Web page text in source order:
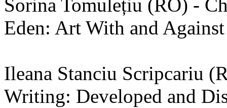
Sorina Tomulețiu (RO) -
Eden: Art With and
Ileana Stanciu Scripcariu
Writing: Developed and